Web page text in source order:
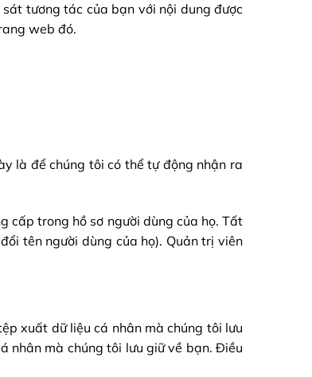
tương tác của bạn với nội dung được
web đó.
là để chúng tôi có thể tự động nhận ra
cấp trong hồ sơ người dùng của họ. Tất
tên người dùng của họ). Quản trị viên
xuất dữ liệu cá nhân mà chúng tôi lưu
nhân mà chúng tôi lưu giữ về bạn. Điều